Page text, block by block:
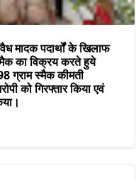
मादक पदार्थों के खिलाफ
का विक्रय करते हुये
ग्राम स्मैक कीमती
को गिरफ्तार किया एवं